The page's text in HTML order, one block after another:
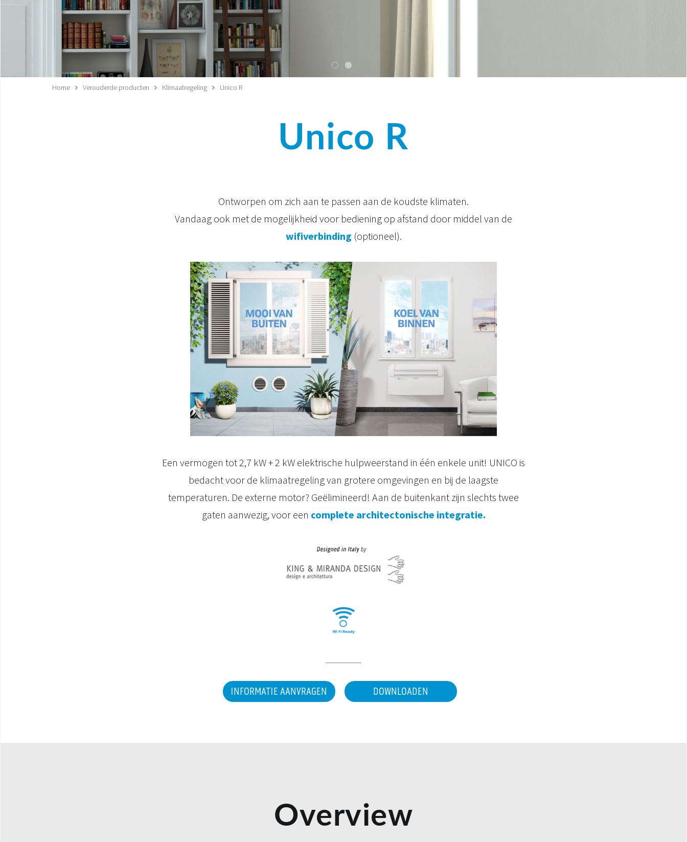
Home Verouderde producten Klimaatregeling Unico R
Unico R
Ontworpen om zich aan te passen aan de koudste klimaten.
Vandaag ook met de mogelijkheid voor bediening op afstand door middel van de
wifiverbinding (optioneel).
Een vermogen tot 2,7 kW + 2 kW elektrische hulpweerstand in één enkele unit! UNICO is
bedacht voor de klimaatregeling van grotere omgevingen en bij de laagste
temperaturen. De externe motor? Geëlimineerd! Aan de buitenkant zijn slechts twee
gaten aanwezig, voor een complete architectonische integratie.
INFORMATIE AANVRAGEN DOWNLOADEN
Overview